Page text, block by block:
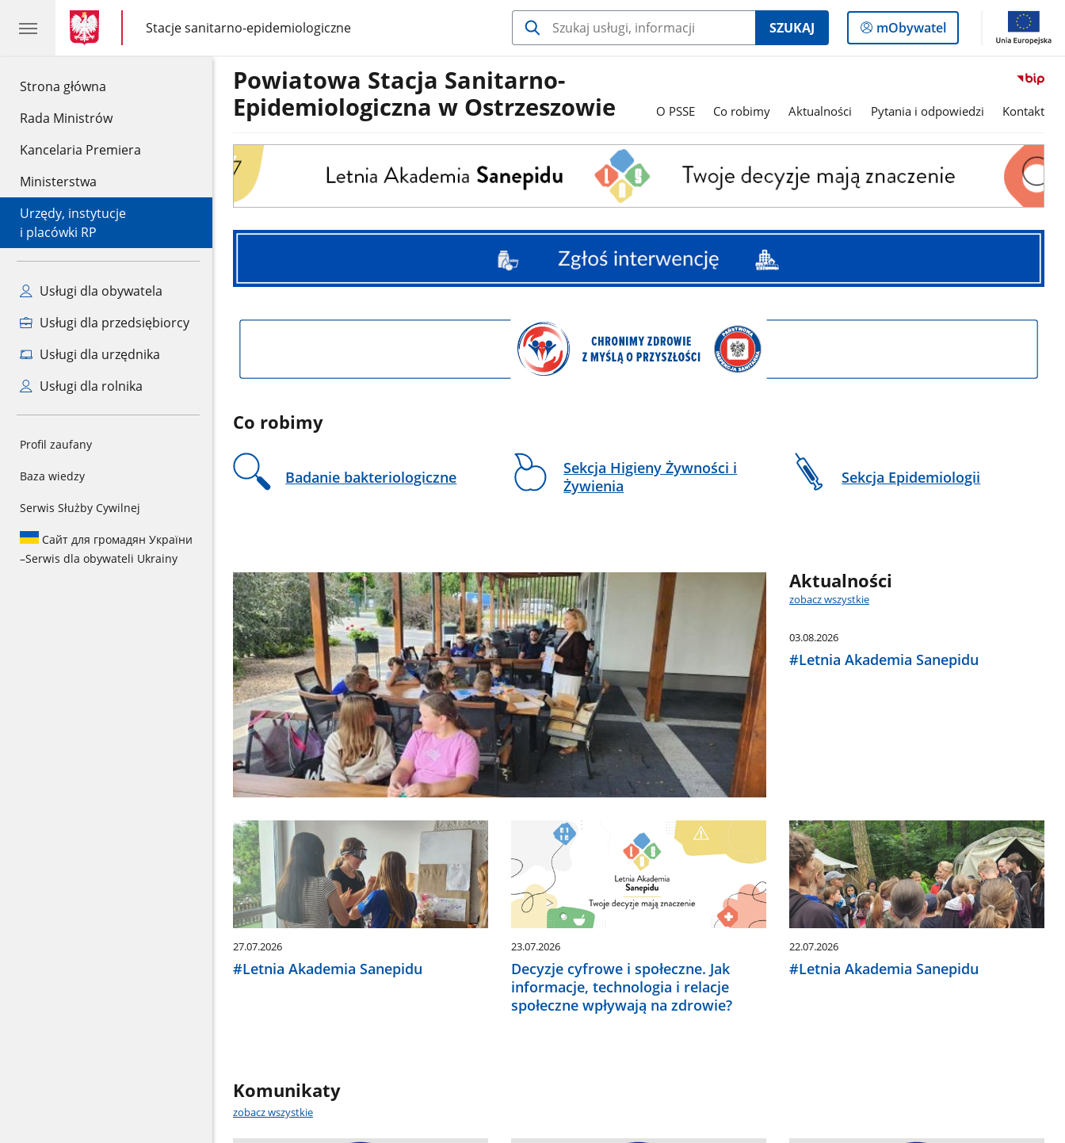
Strona główna
Rada Ministrów
Kancelaria Premiera
Ministerstwa
Urzędy, instytucje
i placówki RP
Usługi dla obywatela
Usługi dla przedsiębiorcy
Usługi dla urzędnika
Usługi dla rolnika
Profil zaufany
Baza wiedzy
Serwis Służby Cywilnej
Сайт для громадян України
–Serwis dla obywateli Ukrainy
gov.pl
gov.pl
Stacje sanitarno-epidemiologiczne
gov.pl
Stacje
sanitarno-
epidemiologiczne
SZUKAJ
Logowanie
do
mObywatel
Powiatowa Stacja Sanitarno-
Epidemiologiczna w Ostrzeszowie
O PSSE Co robimy Aktualności Pytania i odpowiedzi Kontakt
Baner
Interwencja
Baner
Co robimy
Badanie bakteriologiczne
Sekcja Higieny Żywności i
Żywienia
Sekcja Epidemiologii
Aktualności
zobacz wszystkie
03.08.2026
#Letnia Akademia Sanepidu
27.07.2026
#Letnia Akademia Sanepidu
23.07.2026
Decyzje cyfrowe i społeczne. Jak
informacje, technologia i relacje
społeczne wpływają na zdrowie?
22.07.2026
#Letnia Akademia Sanepidu
Komunikaty
zobacz wszystkie